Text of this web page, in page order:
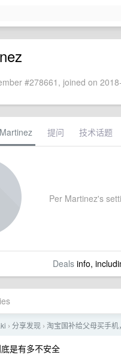
#278661, joined on
Martinez 提问 技术话题
Per Martinez's
Dealsinfo,
› 分享发现 › 淘宝国补给父母买手
是有多不安全